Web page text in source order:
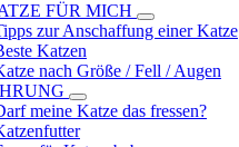
FÜR MICH
zur Anschaffung einer Katze
Katzen
nach Größe / Fell / Augen
meine Katze das fressen?